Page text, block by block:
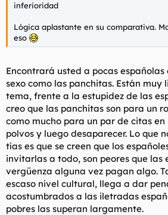
inferioridad
Lógica aplastante en su comparativa.
eso
Encontrará usted a pocas
sexo como las panchitas. Están muy
tema, frente a la estupidez de las
creo que las panchitas son para un
como mucho para un par de citas en
polvos y luego desaparecer. Lo que
tías es que se creen que los
invitarlas a todo, son peores que las
vergüenza alguna vez pagan algo.
escaso nivel cultural, llega a dar
acostumbrados a las iletradas
pobres las superan largamente.